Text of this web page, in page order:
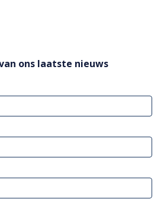
ons laatste nieuws